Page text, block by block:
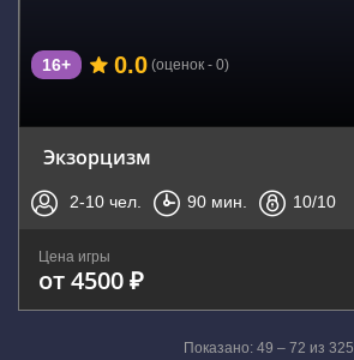
16+ 0.0 (оценок - 0)
Экзорцизм
2-10 чел. 90 мин. 10/10
Цена игры
от 4500 ₽
Показано: 49 – 72 из 325